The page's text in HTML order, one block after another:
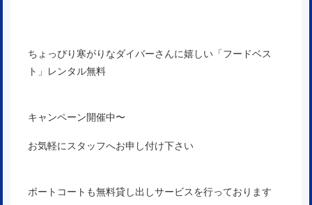
ちょっぴり寒がりなダイバーさんに嬉しい「フードベス
ト」レンタル無料
キャンペーン開催中〜
お気軽にスタッフへお申し付け下さい
ボートコートも無料貸し出しサービスを行っております